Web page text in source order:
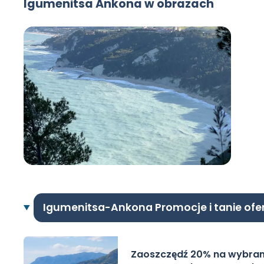
Igumenitsa Ankona w obrazach
Igumenitsa-Ankona Promocje i tanie
Zaoszczędź 20% na